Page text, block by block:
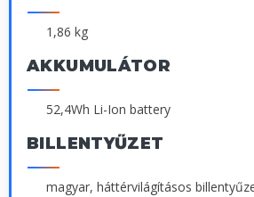
1,86 kg
AKKUMULÁTOR
52,4Wh Li-Ion battery
BILLENTYŰZET
magyar, háttérvilágításos